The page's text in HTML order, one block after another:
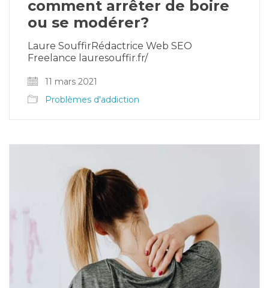
comment arrêter de boire
ou se modérer?
Laure SouffirRédactrice Web SEO
Freelance lauresouffir.fr/
11 mars 2021
Problèmes d'addiction